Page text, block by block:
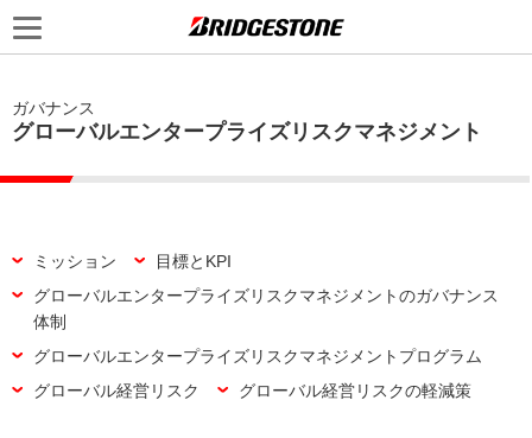
ガバナンス
グローバルエンタープライズリスクマネジメント
ミッション
目標とKPI
グローバルエンタープライズリスクマネジメントのガバナンス
体制
グローバルエンタープライズリスクマネジメントプログラム
グローバル経営リスク
グローバル経営リスクの軽減策